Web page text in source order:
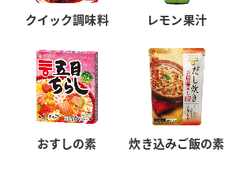
クイック調味料 レモン果汁
おすしの素 炊き込みご飯の素